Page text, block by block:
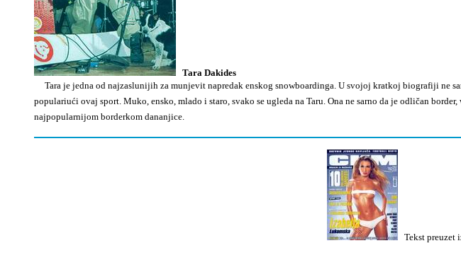
Tara Dakides
Tara je jedna od najzaslunijih za munjevit napredak enskog snowboardinga. U svojoj kratkoj biografiji
populariući ovaj sport. Muko, ensko, mlado i staro, svako se ugleda na Taru. Ona ne sarno da je odličan
najpopularnijom borderkom dananjice.
Tekst preuzet